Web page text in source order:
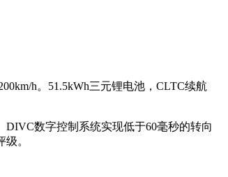
h。51.5kWh三元锂电池，CLTC续航
DIVC数字控制系统实现低于60毫秒的转向
。